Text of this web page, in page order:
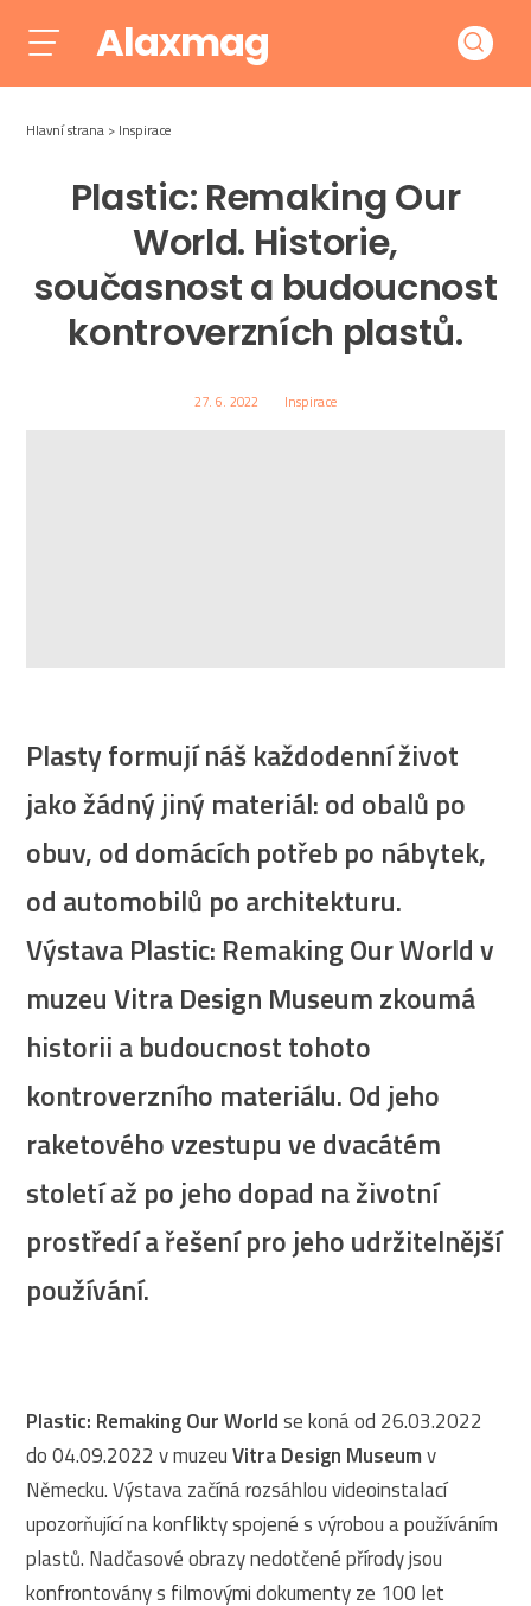
Alaxmag
Hlavní strana Inspirace
Plastic: Remaking Our
World. Historie,
současnost a budoucnost
kontroverzních plastů.
27. 6. 2022 Inspirace
Plasty formují náš každodenní život
jako žádný jiný materiál: od obalů po
obuv, od domácích potřeb po nábytek,
od automobilů po architekturu.
Výstava Plastic: Remaking Our World v
muzeu Vitra Design Museum zkoumá
historii a budoucnost tohoto
kontroverzního materiálu. Od jeho
raketového vzestupu ve dvacátém
století až po jeho dopad na životní
prostředí a řešení pro jeho udržitelnější
používání.
Plastic: Remaking Our Worldse koná od 26.03.2022
do 04.09.2022 v muzeuVitra Design Museumv
Německu. Výstava začíná rozsáhlou videoinstalací
upozorňující na konflikty spojené s výrobou a používáním
plastů. Nadčasové obrazy nedotčené přírody jsou
konfrontovány s filmovými dokumenty ze 100 let